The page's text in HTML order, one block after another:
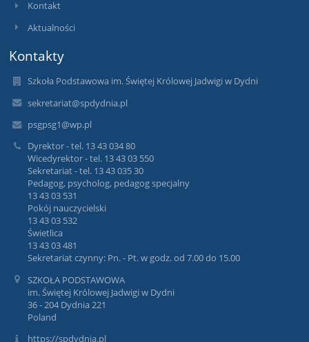
Kontakt
Aktualności
Kontakty
Szkoła Podstawowa im. Świętej Królowej Jadwigi w Dydni
sekretariat@spdydnia.pl
psgpsg1@wp.pl
Dyrektor - tel. 13 43 034 80
Wicedyrektor - tel. 13 43 03 550
Sekretariat - tel. 13 43 035 30
Pedagog, psycholog, pedagog specjalny
13 43 03 531
Pokój nauczycielski
13 43 03 532
Świetlica
13 43 03 481
Sekretariat czynny: Pn. - Pt. w godz. od 7.00 do 15.00
SZKOŁA PODSTAWOWA
im. Świętej Królowej Jadwigi w Dydni
36 - 204 Dydnia 221
Poland
https://spdydnia.pl